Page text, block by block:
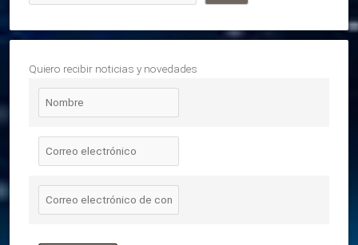
Quiero recibir noticias y novedades